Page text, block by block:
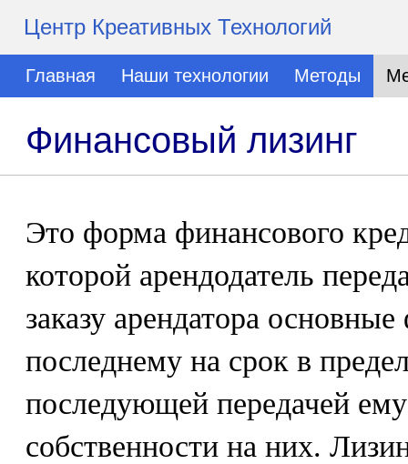
Центр Креативных Технологий
Главная Наши технологии Методы
Финансовый лизинг
Это форма финансового
которой арендодатель
заказу арендатора
последнему на срок в
последующей передачей
собственности на них.